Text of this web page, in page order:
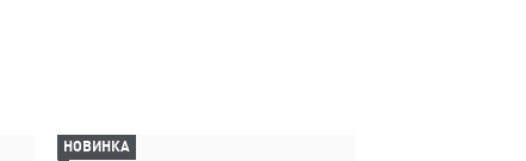
НОВИНКА